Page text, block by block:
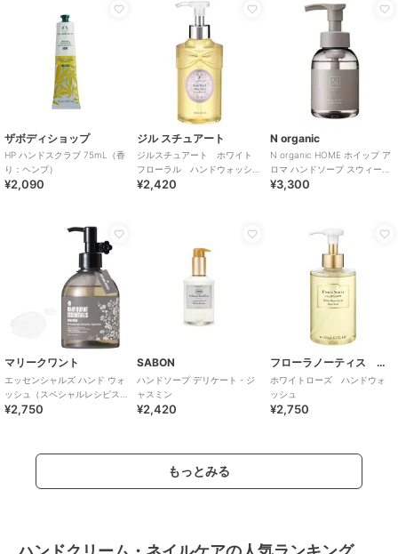
ザボディショップ
HP ハンドスクラブ 75mL（香
り：ヘンプ）
¥2,090
ジル スチュアート
ジルスチュアート ホワイト
フローラル ハンドウォッシ
ュ
¥2,420
N organic
N organic HOME ホイップ ア
ロマ ハンドソープ スウィート
シトラスの香り
¥3,300
マリークワント
エッセンシャルズ ハンド ウォ
ッシュ（スペシャルレシピス
の香り）
¥2,750
SABON
ハンドソープ デリケート・ジ
ャスミン
¥2,420
フローラノーティス ジルスチュアート
ホワイトローズ ハンドウォ
ッシュ
¥2,750
もっとみる